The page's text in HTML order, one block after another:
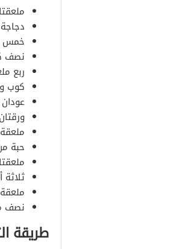
خمس
نصف
ربع
كوب
حبة
نصف
طريقة